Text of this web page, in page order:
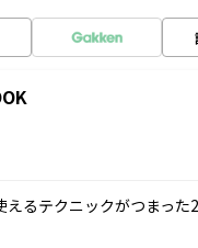
るテクニックがつまった